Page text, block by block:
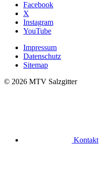
Facebook
X
Instagram
YouTube
Impressum
Datenschutz
Sitemap
© 2026 MTV Salzgitter
Kontakt